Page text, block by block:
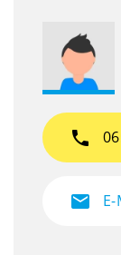
phone
mail